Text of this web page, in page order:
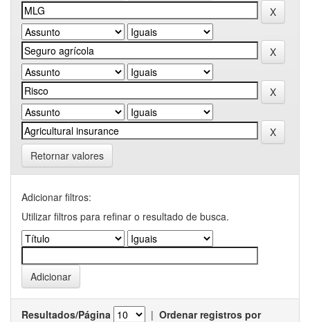
Retornar valores
Adicionar filtros:
Utilizar filtros para refinar o resultado de busca.
Resultados/Página | Ordenar registros por